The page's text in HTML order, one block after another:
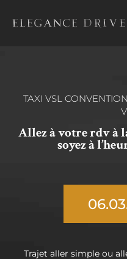
TAXI VSL
Allez à votre rdv à
soyez à
Trajet aller simple ou